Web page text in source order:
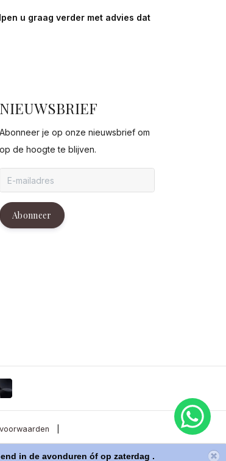
u graag verder met advies dat
NIEUWSBRIEF
Abonneer je op onze nieuwsbrief om
op de hoogte te blijven.
Abonneer
in de avonduren óf op zaterdag .